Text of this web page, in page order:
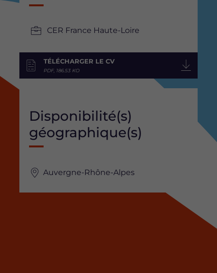
CER France Haute-Loire
TÉLÉCHARGER LE CV
PDF, 186.53 KO
Disponibilité(s)
géographique(s)
Auvergne-Rhône-Alpes